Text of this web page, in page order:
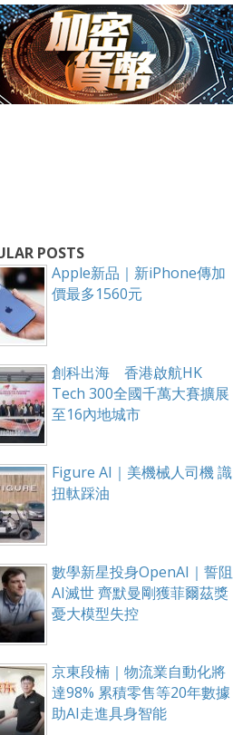
POSTS
Apple新品｜新iPhone傳加
價最多1560元
創科出海 香港啟航HK
Tech 300全國千萬大賽擴展
至16內地城市
Figure AI｜美機械人司機 識
扭軚踩油
數學新星投身OpenAI｜誓阻
AI滅世 齊默曼剛獲菲爾茲獎
憂大模型失控
京東段楠｜物流業自動化將
達98% 累積零售等20年數據
助AI走進具身智能
！